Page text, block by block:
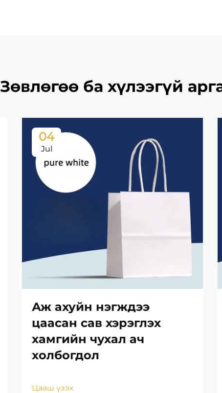
Зөвлөгөө ба хүлээгүй
04
Jul
Аж ахуйн нэгждээ
цаасан сав хэрэглэх
хамгийн чухал ач
холбогдол
Цааш үзэх